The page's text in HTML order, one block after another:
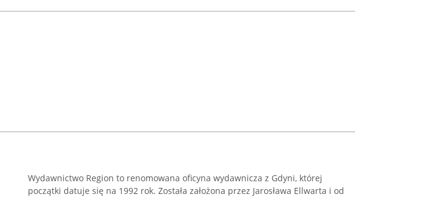
Wydawnictwo Region to renomowana oficyna wydawnicza z Gdyni, której
początki datuje się na 1992 rok. Została założona przez Jarosława Ellwarta i od